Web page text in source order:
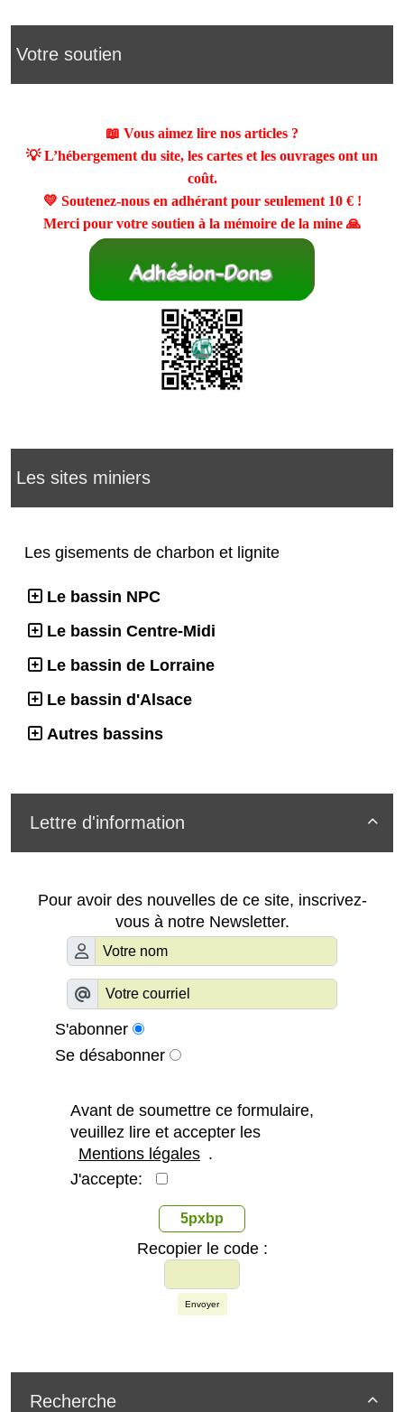
Votre soutien
📖 Vous aimez lire nos articles ?
💡 L’hébergement du site, les cartes et les ouvrages ont un
coût.
💛 Soutenez-nous en adhérant pour seulement 10 €!
Merci pour votre soutien à la mémoire de la mine 🙏
Les sites miniers
Les gisements de charbon et lignite
Le bassin NPC
Le bassin Centre-Midi
Le bassin de Lorraine
Le bassin d'Alsace
Autres bassins

Lettre d'information
Pour avoir des nouvelles de ce site, inscrivez-
vous à notre Newsletter.
S'abonner
Se désabonner
Avant de soumettre ce formulaire,
veuillez lire et accepter les
Mentions légales .
J'accepte:
5pxbp
Recopier le code :
Envoyer

Recherche